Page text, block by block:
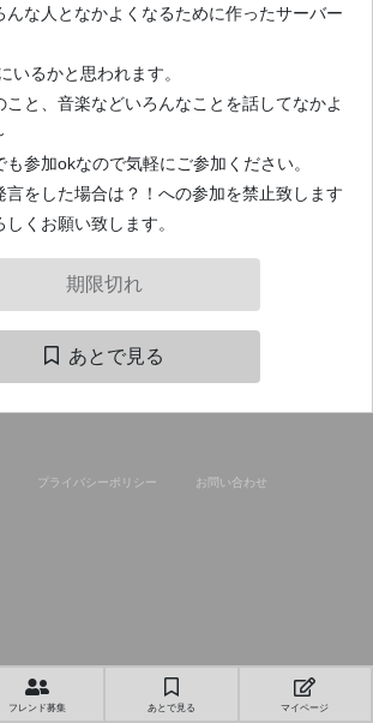
んな人となかよくなるために作ったサーバー
いるかと思われます。
と、音楽などいろんなことを話してなかよ
参加okなので気軽にご参加ください。
言をした場合は？！への参加を禁止致します
くお願い致します。
期限切れ
あとで見る
プライバシーポリシー お問い合わせ
フレンド募集 あとで見る マイページ